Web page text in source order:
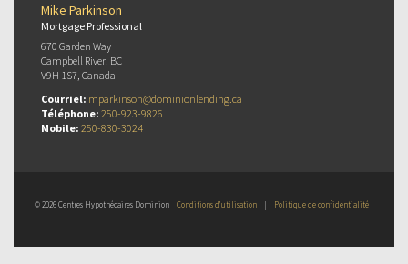
Mike Parkinson
Mortgage Professional
670 Garden Way
Campbell River, BC
V9H 1S7, Canada
Courriel: mparkinson@dominionlending.ca
Téléphone: 250-923-9826
Mobile: 250-830-3024
© 2026 Centres Hypothécaires Dominion Conditions d’utilisation | Politique de confidentialité